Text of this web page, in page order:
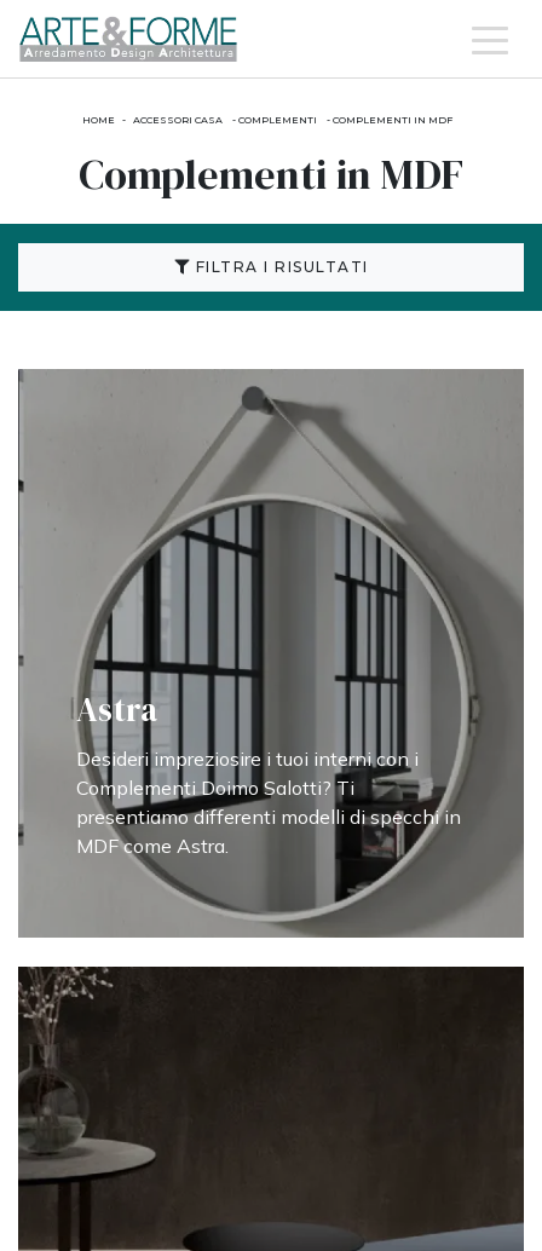
HOME - ACCESSORI CASA - COMPLEMENTI - COMPLEMENTI IN MDF
Complementi in MDF
FILTRA I RISULTATI
Astra
Desideri impreziosire i tuoi interni con i
Complementi Doimo Salotti? Ti
presentiamo differenti modelli di specchi in
MDF come Astra.